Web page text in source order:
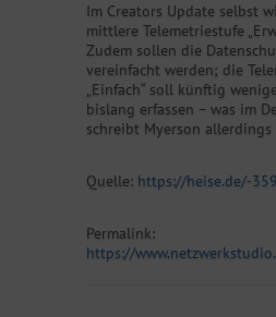
Im Creators Update selbst
mittlere Telemetriestufe
Zudem sollen die
vereinfacht werden; die
„Einfach“ soll künftig
bislang erfassen – was im
schreibt Myerson allerdings
Quelle: https://heise.de/-
Permalink:
https://